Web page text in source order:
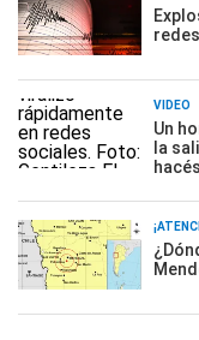
VIDEO
Un
la